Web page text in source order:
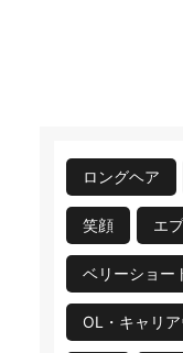
ロングヘア
笑顔 エ
ベリーショー
OL・キャリ